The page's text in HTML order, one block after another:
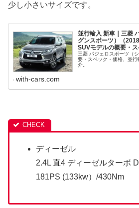
少し小さいサイズです。
並行輸入 新車｜三菱
グンスポーツ）（
SUVモデルの概要・ス
三菱 パジェロスポーツ（
要・スペック・価格、並
介。
with-cars.com
ディーゼル
2.4L 直4 ディーゼルターボ
181PS (133kw）/430Nm